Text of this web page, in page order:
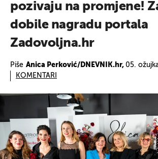
pozivaju na promjene!
dobile nagradu portala
Zadovoljna.hr
Piše Anica Perković/DNEVNIK.hr, 05.
KOMENTARI